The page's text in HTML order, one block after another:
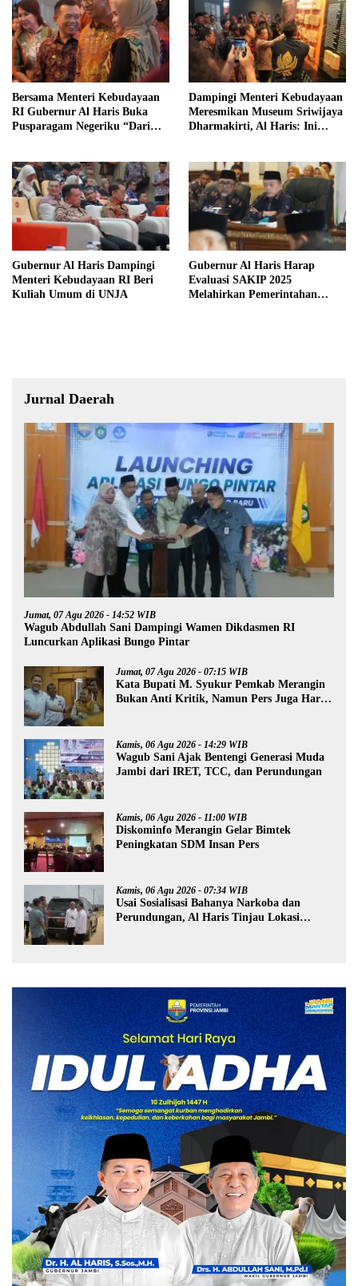
Bersama Menteri Kebudayaan
RI Gubernur Al Haris Buka
Pusparagam Negeriku “Dari
Dampingi Menteri Kebudayaan
Meresmikan Museum Sriwijaya
Dharmakirti, Al Haris: Ini
Gubernur Al Haris Dampingi
Menteri Kebudayaan RI Beri
Kuliah Umum di UNJA
Gubernur Al Haris Harap
Evaluasi SAKIP 2025
Melahirkan Pemerintahan
Jurnal Daerah
Jumat, 07 Agu 2026 - 14:52 WIB
Wagub Abdullah Sani Dampingi Wamen Dikdasmen RI
Luncurkan Aplikasi Bungo Pintar
Jumat, 07 Agu 2026 - 07:15 WIB
Kata Bupati M. Syukur Pemkab Merangin
Bukan Anti Kritik, Namun Pers Juga Harus
Kamis, 06 Agu 2026 - 14:29 WIB
Wagub Sani Ajak Bentengi Generasi Muda
Jambi dari IRET, TCC, dan Perundungan
Kamis, 06 Agu 2026 - 11:00 WIB
Diskominfo Merangin Gelar Bimtek
Peningkatan SDM Insan Pers
Kamis, 06 Agu 2026 - 07:34 WIB
Usai Sosialisasi Bahanya Narkoba dan
Perundungan, Al Haris Tinjau Lokasi